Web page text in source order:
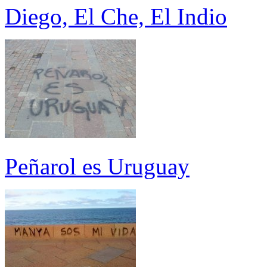
Diego, El Che, El Indio
Peñarol es Uruguay